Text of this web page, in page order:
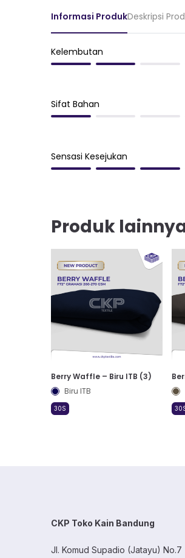
Informasi ProdukDeskripsi
Kelembutan
Sifat Bahan
Sensasi Kesejukan
Produk
Berry Waffle – Biru ITB (3)
Biru ITB
30S
CKP Toko Kain Bandung
Jl. Komud Supadio (Jatayu) No.7